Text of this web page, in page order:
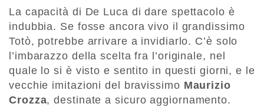
La capacità di De Luca di dare spettacolo è
indubbia. Se fosse ancora vivo il grandissimo
Totò, potrebbe arrivare a invidiarlo. C’è solo
l’imbarazzo della scelta fra l’originale, nel
quale lo si è visto e sentito in questi giorni, e le
vecchie imitazioni del bravissimo Maurizio
Crozza, destinate a sicuro aggiornamento.